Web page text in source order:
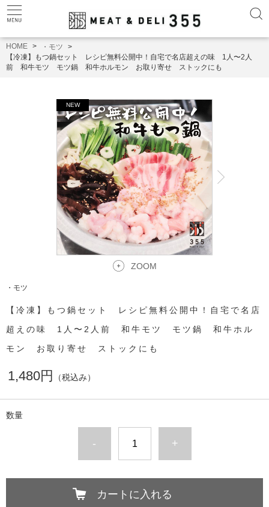
HOME
・モツ
【冷凍】もつ鍋セット レシピ無料公開中！自宅で名店超えの味 1人〜2人
前 和牛モツ モツ鍋 和牛ホルモン お取り寄せ ストックにも
ZOOM
・モツ
【冷凍】もつ鍋セット レシピ無料公開中！自宅で名店
超えの味 1人〜2人前 和牛モツ モツ鍋 和牛ホル
モン お取り寄せ ストックにも
1,480円 （税込み）
数量
- +
カートに入れる